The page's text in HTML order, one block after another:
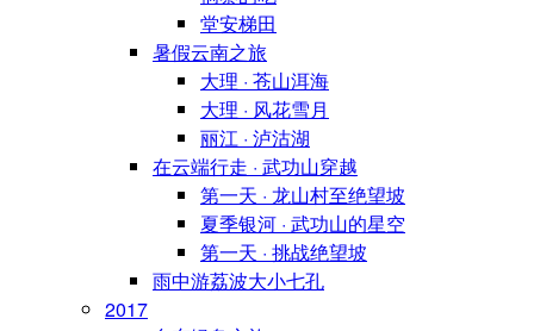
堂安梯田
暑假云南之旅
大理 · 苍山洱海
大理 · 风花雪月
丽江 · 泸沽湖
在云端行走 · 武功山穿越
第一天 · 龙山村至绝望坡
夏季银河 · 武功山的星空
第一天 · 挑战绝望坡
雨中游荔波大小七孔
2017